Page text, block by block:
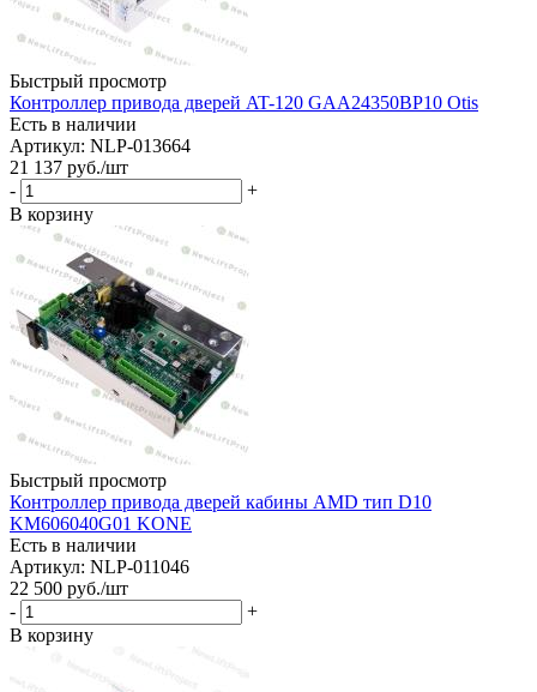
Быстрый просмотр
Контроллер привода дверей AT-120 GAA24350BP10 Otis
Есть в наличии
Артикул: NLP-013664
21 137 руб./шт
-
+
В корзину
Быстрый просмотр
Контроллер привода дверей кабины AMD тип D10
KM606040G01 KONE
Есть в наличии
Артикул: NLP-011046
22 500 руб./шт
-
+
В корзину